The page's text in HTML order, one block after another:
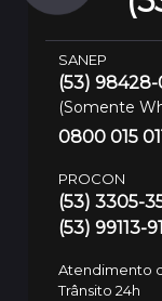
SANEP
(53)
(Somente
0800 015
PROCON
(53) 3305-
(53) 99113-
Atendimento
Trânsito 24h